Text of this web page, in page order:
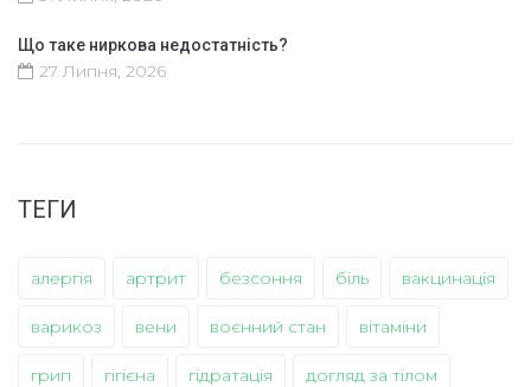
Що таке ниркова недостатність?
27 Липня, 2026
ТЕГИ
алергія артрит безсоння біль вакцинація
варикоз вени воєнний стан вітаміни
грип гігієна гідратація догляд за тілом